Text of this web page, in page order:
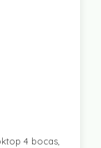
4 bocas,